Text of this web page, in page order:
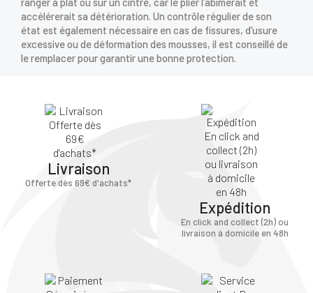
accélérerait sa détérioration. Un contrôle régulier de son
état est également nécessaire en cas de fissures, d’usure
excessive ou de déformation des mousses, il est conseillé de
le remplacer pour garantir une bonne protection.
Livraison
Offerte dès 69€ d'achats*
Expédition
En click and collect (2h) ou
livraison à domicile en 48h